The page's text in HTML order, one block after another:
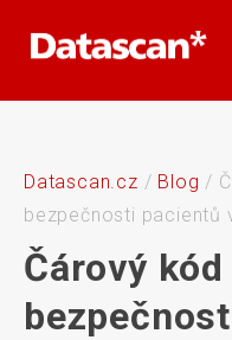
Datascan.cz / Blog /
bezpečnosti pacientů
Čárový